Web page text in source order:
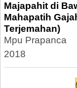
Majapahit di
Mahapatih
Terjemahan)
Mpu Prapanca
2018